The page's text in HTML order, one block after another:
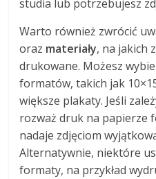
studia lub potrzebujesz
Warto również zwrócić
oraz materiały, na jakich
drukowane. Możesz
formatów, takich jak
większe plakaty. Jeśli
rozważ druk na papierze
nadaje zdjęciom
Alternatywnie, niektóre
formaty, na przykład